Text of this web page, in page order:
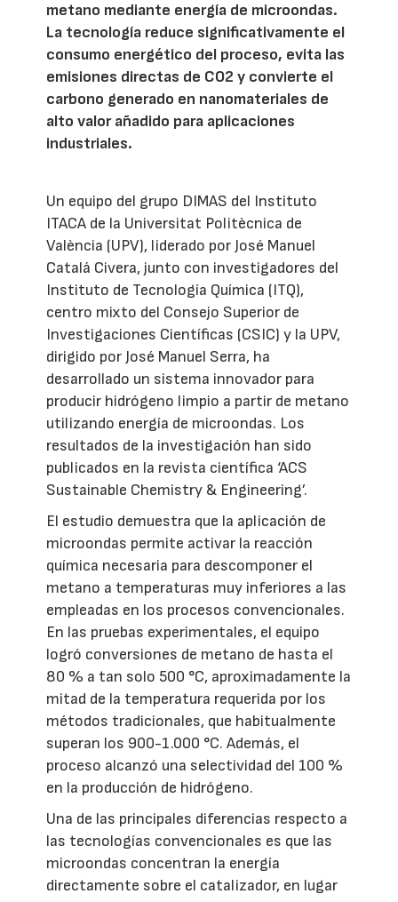
metano mediante energía de microondas.
La tecnología reduce significativamente el
consumo energético del proceso, evita las
emisiones directas de CO2 y convierte el
carbono generado en nanomateriales de
alto valor añadido para aplicaciones
industriales.
Un equipo del grupo DIMAS del Instituto
ITACA de la Universitat Politècnica de
València (UPV), liderado por José Manuel
Catalá Civera, junto con investigadores del
Instituto de Tecnología Química (ITQ),
centro mixto del Consejo Superior de
Investigaciones Científicas (CSIC) y la UPV,
dirigido por José Manuel Serra, ha
desarrollado un sistema innovador para
producir hidrógeno limpio a partir de metano
utilizando energía de microondas. Los
resultados de la investigación han sido
publicados en la revista científica ‘ACS
Sustainable Chemistry & Engineering’.
El estudio demuestra que la aplicación de
microondas permite activar la reacción
química necesaria para descomponer el
metano a temperaturas muy inferiores a las
empleadas en los procesos convencionales.
En las pruebas experimentales, el equipo
logró conversiones de metano de hasta el
80 % a tan solo 500 °C, aproximadamente la
mitad de la temperatura requerida por los
métodos tradicionales, que habitualmente
superan los 900-1.000 °C. Además, el
proceso alcanzó una selectividad del 100 %
en la producción de hidrógeno.
Una de las principales diferencias respecto a
las tecnologías convencionales es que las
microondas concentran la energía
directamente sobre el catalizador, en lugar